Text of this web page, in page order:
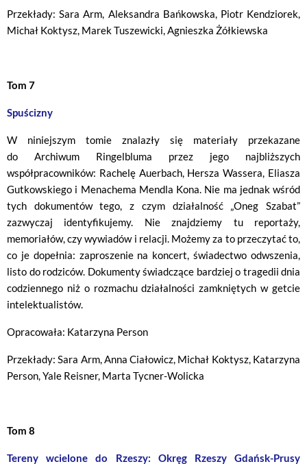
Przekłady: Sara Arm, Aleksandra Bańkowska, Piotr Kendziorek,
Michał Koktysz, Marek Tuszewicki, Agnieszka Żółkiewska
Tom 7
Spuścizny
W niniejszym tomie znalazły się materiały przekazane
do Archiwum Ringelbluma przez jego najbliższych
współpracowników: Rachelę Auerbach, Hersza Wassera, Eliasza
Gutkowskiego i Menachema Mendla Kona. Nie ma jednak wśród
tych dokumentów tego, z czym działalność „Oneg Szabat”
zazwyczaj identyfikujemy. Nie znajdziemy tu reportaży,
memoriałów, czy wywiadów i relacji. Możemy za to przeczytać to,
co je dopełnia: zaproszenie na koncert, świadectwo odwszenia,
listo do rodziców. Dokumenty świadczące bardziej o tragedii dnia
codziennego niż o rozmachu działalności zamkniętych w getcie
intelektualistów.
Opracowała: Katarzyna Person
Przekłady: Sara Arm, Anna Ciałowicz, Michał Koktysz, Katarzyna
Person, Yale Reisner, Marta Tycner-Wolicka
Tom 8
Tereny wcielone do Rzeszy: Okręg Rzeszy Gdańsk-Prusy